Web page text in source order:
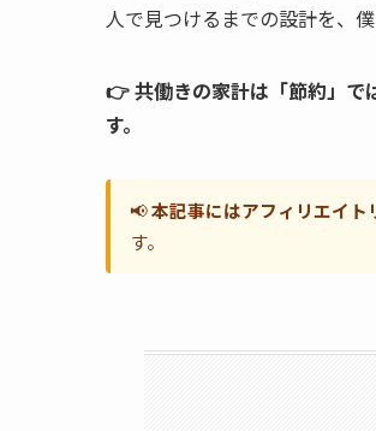
人で見つけるまでの設計を、
👉 共働きの家計は「節約」で
す。
📢本記事にはアフィリエイト
す。